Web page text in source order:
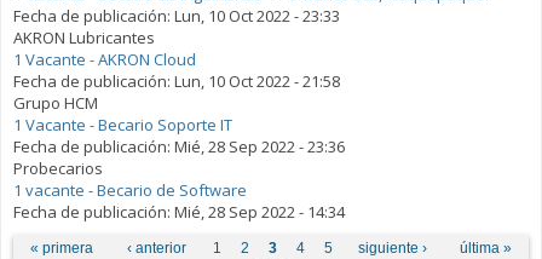
Fecha de publicación: Lun, 10 Oct 2022 - 23:33
AKRON Lubricantes
1 Vacante - AKRON Cloud
Fecha de publicación: Lun, 10 Oct 2022 - 21:58
Grupo HCM
1 Vacante - Becario Soporte IT
Fecha de publicación: Mié, 28 Sep 2022 - 23:36
Probecarios
1 vacante - Becario de Software
Fecha de publicación: Mié, 28 Sep 2022 - 14:34
Páginas
« primera ‹ anterior 1 2 3 4 5 siguiente › última »